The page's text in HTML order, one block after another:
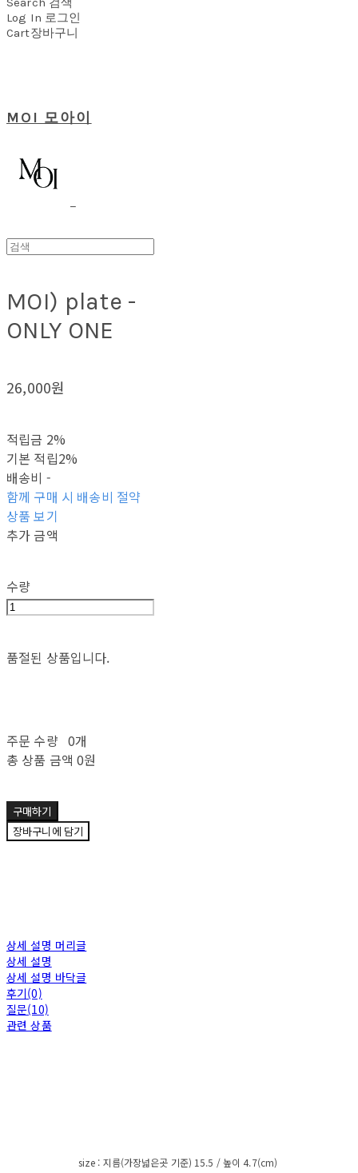
Log In 로그인
Cart장바구니
MOI 모아이
MOI) plate -
ONLY ONE
26,000원
적립금 2%
기본 적립2%
배송비 -
함께 구매 시 배송비 절약
상품 보기
추가 금액
수량
품절된 상품입니다.
주문 수량 0개
총 상품 금액 0원
구매하기
장바구니에 담기
상세 설명 머리글
상세 설명
상세 설명 바닥글
후기(0)
질문(10)
관련 상품
size : 지름(가장넓은곳 기준) 15.5 / 높이 4.7(cm)